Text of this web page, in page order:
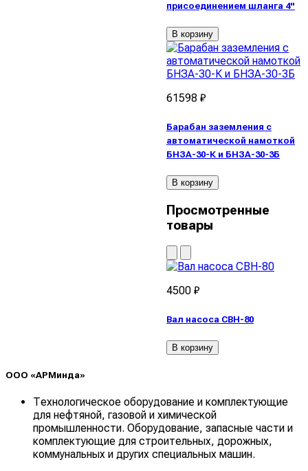
присоединением шланга 4"
В корзину
61598 ₽
Барабан заземления с
автоматической намоткой
БНЗА-30-К и БНЗА-30-3Б
В корзину
Просмотренные
товары
4500 ₽
Вал насоса СВН-80
В корзину
ООО «АРМинда»
Технологическое оборудование и комплектующие
для нефтяной, газовой и химической
промышленности. Оборудование, запасные части и
комплектующие для строительных, дорожных,
коммунальных и других специальных машин.